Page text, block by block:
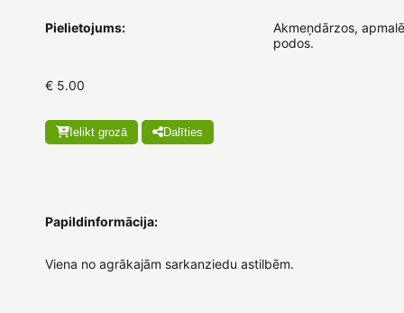
Pielietojums:
Akmeņdārzos,
podos.
€ 5.00
Ielikt grozā Dalīties
Papildinformācija:
Viena no agrākajām sarkanziedu astilbēm.